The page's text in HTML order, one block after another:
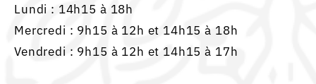
Lundi : 14h15 à 18h
Mercredi : 9h15 à 12h et 14h15 à 18h
Vendredi : 9h15 à 12h et 14h15 à 17h